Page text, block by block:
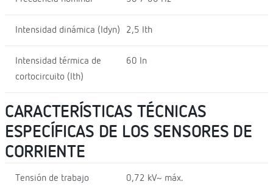
Intensidad dinámica (Idyn) 2,5 Ith
Intensidad térmica de
cortocircuito (Ith)
60 In
CARACTERÍSTICAS TÉCNICAS
ESPECÍFICAS DE LOS SENSORES DE
CORRIENTE
Tensión de trabajo 0,72 kV~ máx.